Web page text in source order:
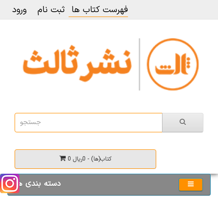
فهرست کتاب ها ثبت نام ورود
0 کتاب(ها) - 0ریال
دسته بندی ها